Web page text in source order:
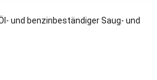
und benzinbeständiger Saug- und